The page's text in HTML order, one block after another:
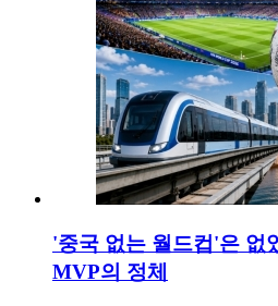
'중국 없는 월드컵'은
MVP의 정체